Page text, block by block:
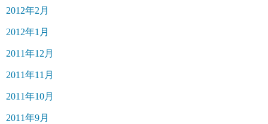
2012年2月
2012年1月
2011年12月
2011年11月
2011年10月
2011年9月